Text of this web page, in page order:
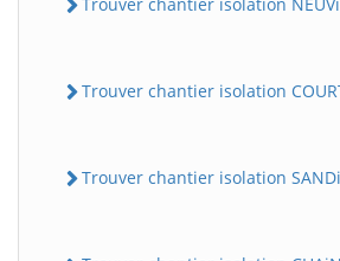
Trouver chantier isolation
Trouver chantier isolation